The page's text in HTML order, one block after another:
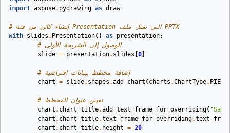
import aspose.pydrawing as draw
# إنشاء كائن من فئة Presentation التي تمثل ملف PPTX
with slides . Presentation() as presentation:
# الوصول إلى الشريحة الأولى
slide = presentation. slides 0
# إضافة مخطط ببيانات افتراضية
chart = slide. shapes .add_chart ( charts .ChartType. PIE
# تعيين عنوان المخطط
chart . chart_title.add_text_frame_for_overriding(
chart . chart_title.text_frame_for_overriding.
chart . chart_title. height = 20